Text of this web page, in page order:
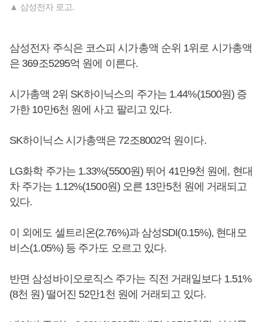
▲ 삼성전자 로고.
삼성전자 주식은 코스피 시가총액 순위 1위로 시가총액
은 369조5295억 원에 이른다.
시가총액 2위 SK하이닉스의 주가는 1.44%(1500원) 증
가한 10만6천 원에 사고 팔리고 있다.
SK하이닉스 시가총액은 72조8002억 원이다.
LG화학 주가는 1.33%(5500원) 뛰어 41만9천 원에, 현대
차 주가는 1.12%(1500원) 오른 13만5천 원에 거래되고
있다.
이 외에도 셀트리온(2.76%)과 삼성SDI(0.15%), 현대모
비스(1.05%) 등 주가도 오르고 있다.
반면 삼성바이오로직스 주가는 직전 거래일보다 1.51%
(8천 원) 떨어진 52만1천 원에 거래되고 있다.